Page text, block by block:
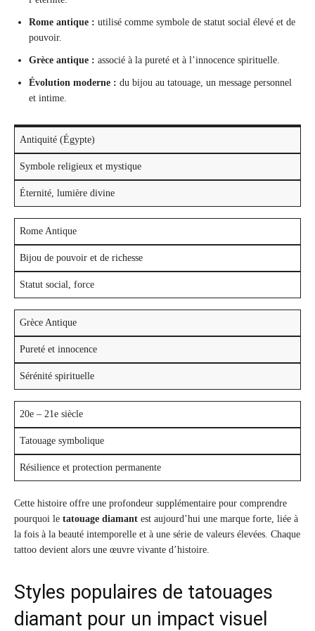
Rome antique : utilisé comme symbole de statut social élevé et de
pouvoir.
Grèce antique : associé à la pureté et à l’innocence spirituelle.
Évolution moderne : du bijou au tatouage, un message personnel
et intime.
Antiquité (Égypte)
Symbole religieux et mystique
Éternité, lumière divine
Rome Antique
Bijou de pouvoir et de richesse
Statut social, force
Grèce Antique
Pureté et innocence
Sérénité spirituelle
20e – 21e siècle
Tatouage symbolique
Résilience et protection permanente
Cette histoire offre une profondeur supplémentaire pour comprendre
pourquoi le tatouage diamant est aujourd’hui une marque forte, liée à
la fois à la beauté intemporelle et à une série de valeurs élevées. Chaque
tattoo devient alors une œuvre vivante d’histoire.
Styles populaires de tatouages
diamant pour un impact visuel